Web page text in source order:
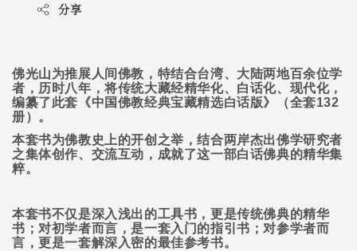
分享
佛光山为推展人间佛教，特结合台湾、大陆两地百余位学
者，历时八年，将传统大藏经精华化、白话化、现代化，
编纂了此套《中国佛教经典宝藏精选白话版》（全套132
册）。
本套书为佛教史上的开创之举，结合两岸杰出佛学研究者
之集体创作、交流互动，成就了这一部白话佛典的精华集
粹。
本套书不仅是深入浅出的工具书，更是传统佛典的精华
书；对初学者而言，是一套入门的指引书；对参学者而
言，更是一套解深入密的最佳参考书。